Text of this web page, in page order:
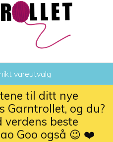
vareutvalg
til ditt nye
Garntrollet, og du?
verdens beste
Goo også 😉 ❤️